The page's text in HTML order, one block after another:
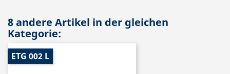
8 andere Artikel in der gleichen
Kategorie:
ETG 002 L